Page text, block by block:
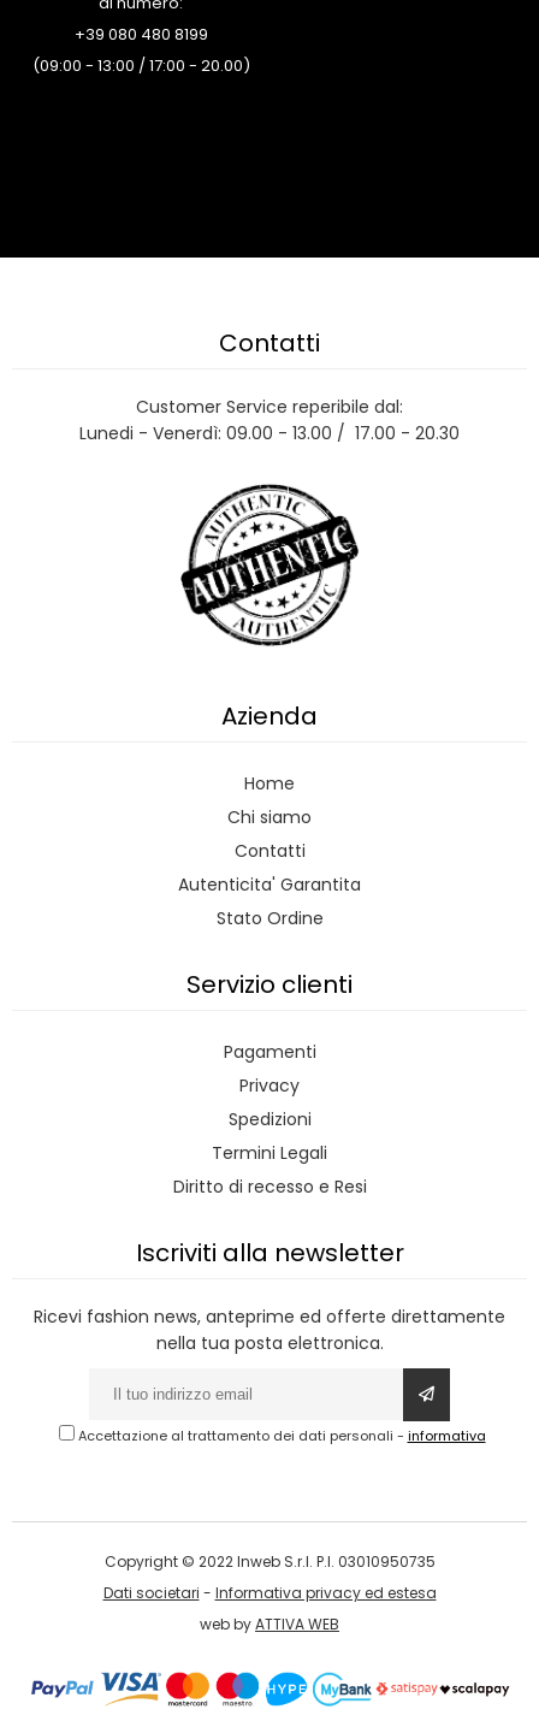
+39 080 480 8199
(09:00 - 13:00 / 17:00 - 20.00)
Contatti
Customer Service reperibile dal:
Lunedi - Venerdì: 09.00 - 13.00 / 17.00 - 20.30
Azienda
Home
Chi siamo
Contatti
Autenticita' Garantita
Stato Ordine
Servizio clienti
Pagamenti
Privacy
Spedizioni
Termini Legali
Diritto di recesso e Resi
Iscriviti alla newsletter
Ricevi fashion news, anteprime ed offerte direttamente
nella tua posta elettronica.
Accettazione al trattamento dei dati personali - informativa
Copyright © 2022 Inweb S.r.l. P.I. 03010950735
Dati societari - Informativa privacy ed estesa
web byATTIVA WEB